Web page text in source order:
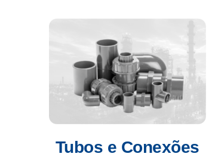
Tubos e Conexões